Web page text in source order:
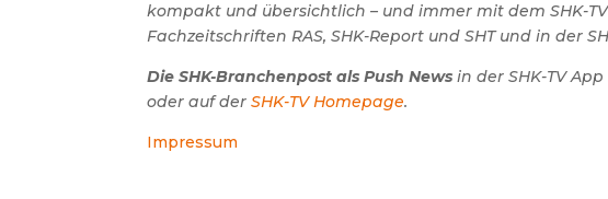
kompakt und übersichtlich – und immer mit dem SHK-
Fachzeitschriften RAS, SHK-Report und SHT und in der
Die SHK-Branchenpost als Push News in der SHK-TV
oder auf derSHK-TV Homepage.
Impressum